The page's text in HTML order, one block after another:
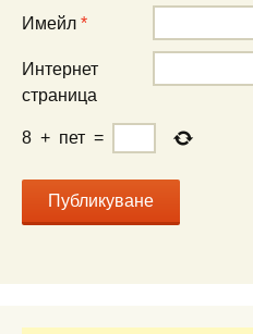
Имейл *
Интернет
страница
8 + пет =